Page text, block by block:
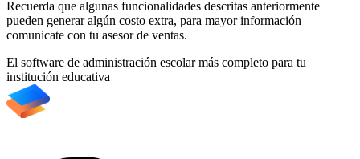
Recuerda que algunas funcionalidades descritas anteriormente
pueden generar algún costo extra, para mayor información
comunicate con tu asesor de ventas.
El software de administración escolar más completo para tu
institución educativa